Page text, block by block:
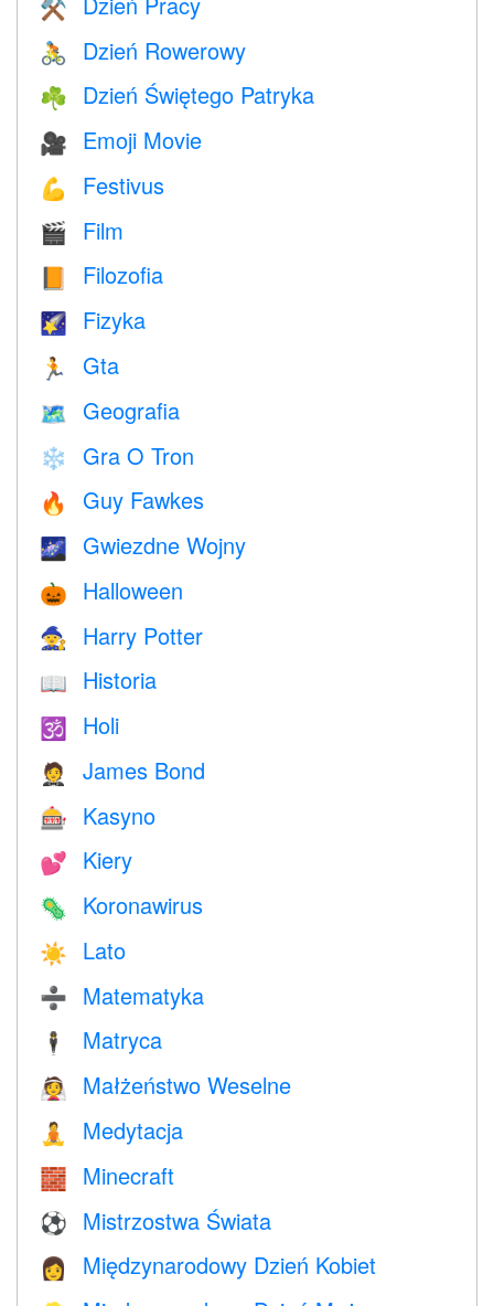
⚒️
🚴 Dzień Rowerowy
☘️ Dzień Świętego Patryka
🎥 Emoji Movie
💪 Festivus
🎬 Film
📙 Filozofia
🌠 Fizyka
🏃 Gta
🗺 Geografia
❄️ Gra O Tron
🔥 Guy Fawkes
🌌 Gwiezdne Wojny
🎃 Halloween
🧙 Harry Potter
📖 Historia
🕉 Holi
🤵 James Bond
🎰 Kasyno
💕 Kiery
🦠 Koronawirus
☀️ Lato
➗ Matematyka
🕴️ Matryca
👰 Małżeństwo Weselne
🧘 Medytacja
🧱 Minecraft
⚽ Mistrzostwa Świata
👩 Międzynarodowy Dzień Kobiet